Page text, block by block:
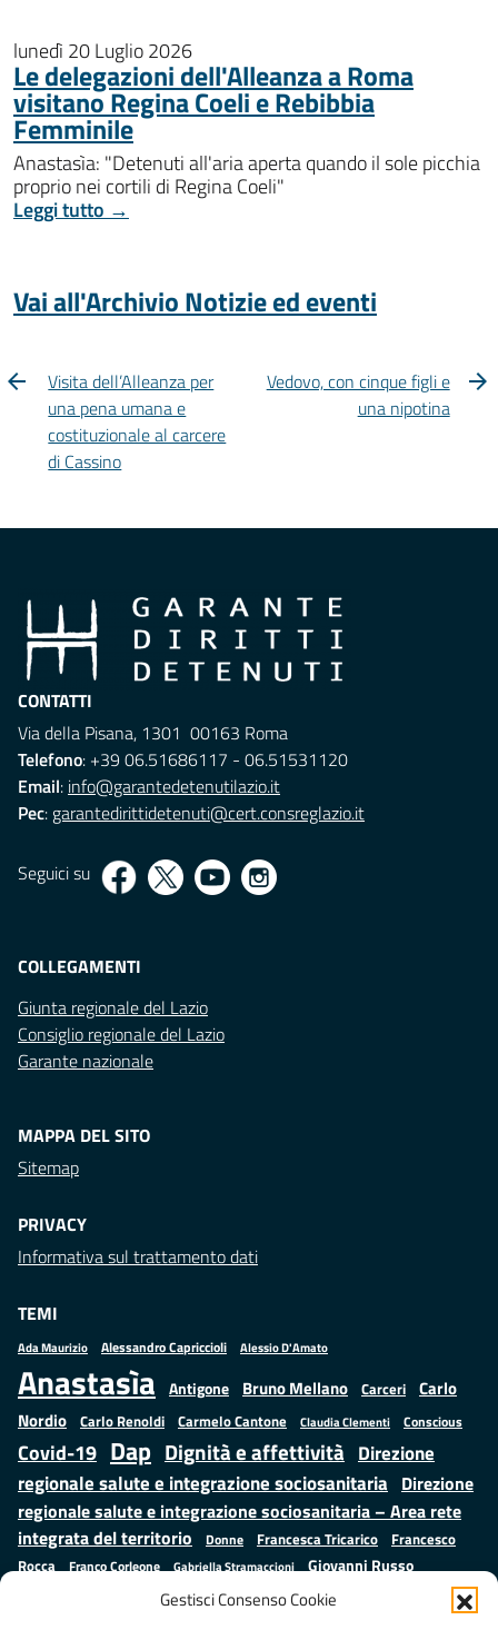
Gestisci Consenso Cookie
lunedì 20 Luglio 2026
Le delegazioni dell'Alleanza a Roma
visitano Regina Coeli e Rebibbia
Femminile
Anastasìa: "Detenuti all'aria aperta quando il sole picchia
proprio nei cortili di Regina Coeli"
Leggi tutto →
Vai all'Archivio Notizie ed eventi
Visita dell’Alleanza per
una pena umana e
costituzionale al carcere
di Cassino
Vedovo, con cinque figli e
una nipotina
CONTATTI
Via della Pisana, 1301 00163 Roma
Telefono: +39 06.51686117 - 06.51531120
Email: info@garantedetenutilazio.it
Pec: garantedirittidetenuti@cert.consreglazio.it
Seguici su
COLLEGAMENTI
Giunta regionale del Lazio
Consiglio regionale del Lazio
Garante nazionale
MAPPA DEL SITO
Sitemap
PRIVACY
Informativa sul trattamento dati
TEMI
Ada Maurizio Alessandro Capriccioli Alessio D'Amato
Anastasìa Antigone Bruno Mellano Carceri
Carlo
Nordio Carlo Renoldi Carmelo Cantone Claudia Clementi Conscious
Covid-19 Dap Dignità e affettività Direzione
regionale salute e integrazione sociosanitaria Direzione
regionale salute e integrazione sociosanitaria – Area rete
integrata del territorio
Donne Francesca Tricarico
Francesco
Rocca
Franco Corleone Gabriella Stramaccioni Giovanni Russo
Giuseppe Emanuele Cangemi Istruzione e cultura
Mauro